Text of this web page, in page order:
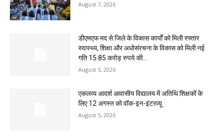
August 7, 2026
डीएमएफ मद से जिले के विकास कार्यों को मिली रफ्तार
स्वास्थ्य, शिक्षा और अधोसंरचना के विकास को मिली नई
गति 15.85 करोड़ रुपये की...
August 5, 2026
एकलव्य आदर्श आवासीय विद्यालय में अतिथि शिक्षकों के
लिए 12 अगस्त को वॉक-इन-इंटरव्यू
August 5, 2026